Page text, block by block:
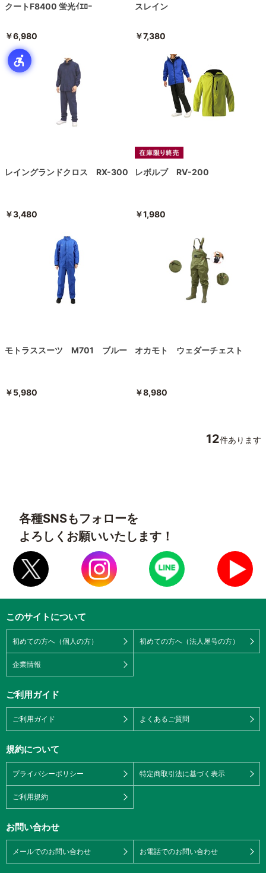
クートF8400 蛍光ｲｴﾛｰ
￥6,980
スレイン
￥7,380
レイングランドクロス RX-300
￥3,480
レボルブ RV-200
￥1,980
モトラススーツ M701 ブルー
￥5,980
オカモト ウェダーチェスト
￥8,980
12件あります
各種SNSもフォローを
よろしくお願いいたします！
このサイトについて
初めての方へ（個人の方） 初めての方へ（法人屋号の方）
企業情報
ご利用ガイド
ご利用ガイド よくあるご質問
規約について
プライバシーポリシー 特定商取引法に基づく表示
ご利用規約
お問い合わせ
メールでのお問い合わせ お電話でのお問い合わせ